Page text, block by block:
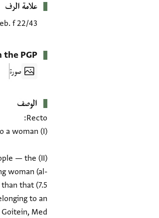
بياناتعلامة الرف
f 22/43
PGP
صورة
الوصف
— the
woman (al-
that (7.5
to an
Med